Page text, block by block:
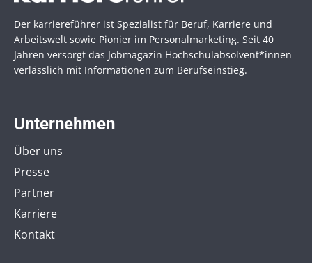
Der karriereführer ist Spezialist für Beruf, Karriere und
Arbeitswelt sowie Pionier im Personal­marketing. Seit 40
Jahren versorgt das Jobmagazin Hochschul­absolvent*innen
verlässlich mit Informationen zum Berufseinstieg.
Unternehmen
Über uns
Presse
Partner
Karriere
Kontakt